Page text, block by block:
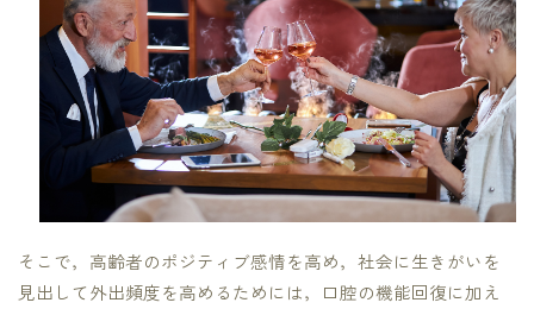
そこで，高齢者のポジティブ感情を高め，社会に生きがいを
見出して外出頻度を高めるためには，口腔の機能回復に加え